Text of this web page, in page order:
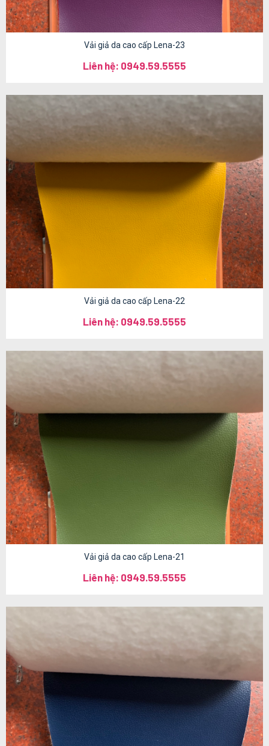
Vải giả da cao cấp Lena-23
Liên hệ: 0949.59.5555
Vải giả da cao cấp Lena-22
Liên hệ: 0949.59.5555
Vải giả da cao cấp Lena-21
Liên hệ: 0949.59.5555